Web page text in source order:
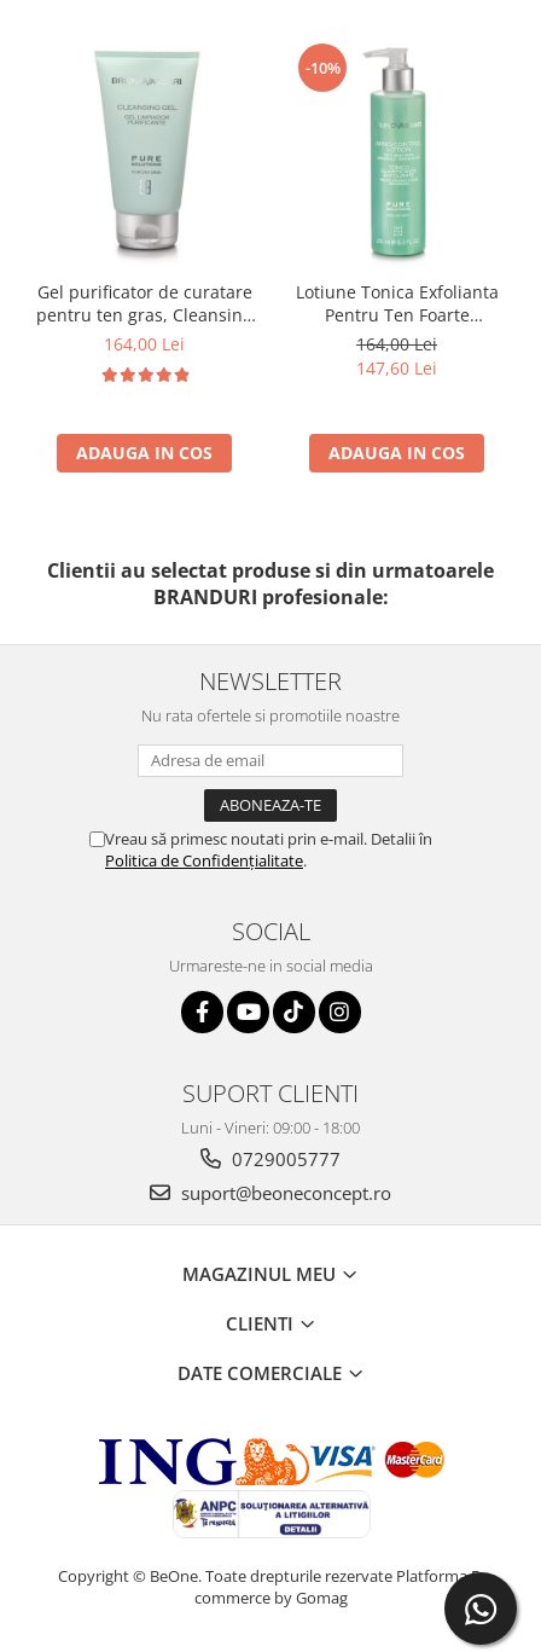
Gel purificator de curatare
pentru ten gras, Cleansing
gel pure solution - 150ml
164,00 Lei
ADAUGA IN COS
-10%
Lotiune Tonica Exfolianta
Pentru Ten Foarte
Gras/Uleios 250ml - Akno-
Control Lotion Pure Solution
- Bruno Vassari
164,00 Lei
147,60 Lei
ADAUGA IN COS
Clientii au selectat produse si din urmatoarele
BRANDURI profesionale:
NEWSLETTER
Nu rata ofertele si promotiile noastre
Vreau să primesc noutati prin e-mail. Detalii în
Politica de Confidențialitate.
SOCIAL
Urmareste-ne in social media
SUPORT CLIENTI
Luni - Vineri: 09:00 - 18:00
0729005777
suport@beoneconcept.ro
MAGAZINUL MEU
CLIENTI
DATE COMERCIALE
Copyright © BeOne. Toate drepturile rezervate Platforma E-
commerce by Gomag